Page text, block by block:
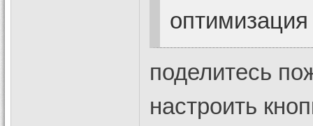
поделитесь
настроить